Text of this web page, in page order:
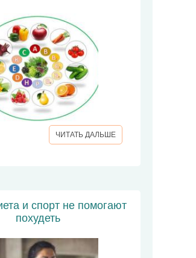
ЧИТАТЬ ДАЛЬШЕ
и спорт не помогают
похудеть